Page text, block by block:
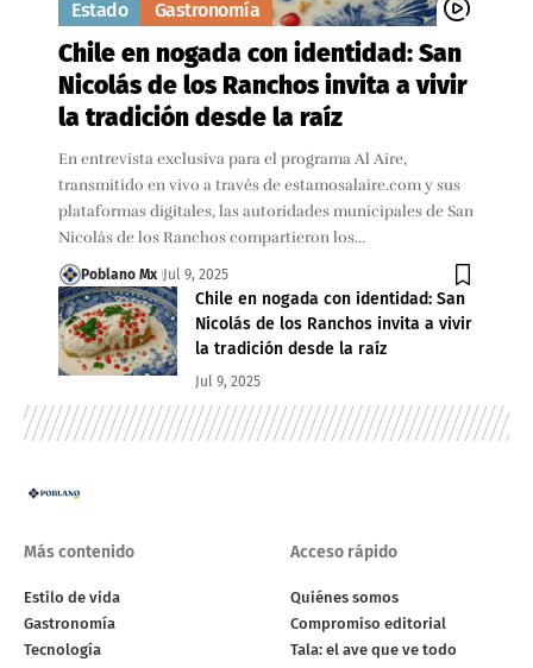
Estado Gastronomía
Chile en nogada con identidad: San
Nicolás de los Ranchos invita a vivir
la tradición desde la raíz
En entrevista exclusiva para el programa Al Aire,
transmitido en vivo a través de estamosalaire.com y sus
plataformas digitales, las autoridades municipales de San
Nicolás de los Ranchos compartieron los…
Poblano Mx Jul 9, 2025
Chile en nogada con identidad: San
Nicolás de los Ranchos invita a vivir
la tradición desde la raíz
Jul 9, 2025
Más contenido
Estilo de vida
Gastronomía
Tecnología
Acceso rápido
Quiénes somos
Compromiso editorial
Tala: el ave que ve todo